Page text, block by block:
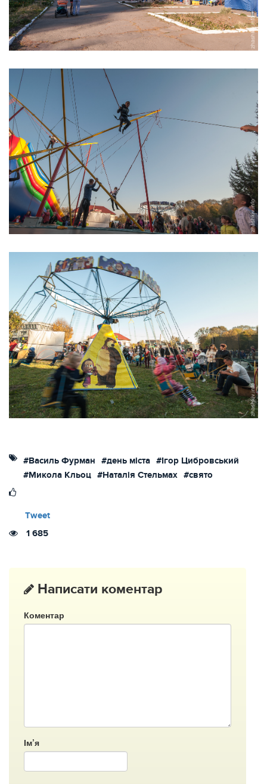
#Василь Фурман #день міста #Ігор Цибровський
#Микола Кльоц #Наталія Стельмах #свято
Tweet
1 685
Написати коментар
Коментар
Ім’я